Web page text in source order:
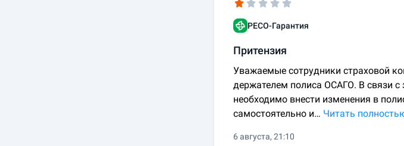
РЕСО-Гарантия
Притензия
Уважаемые сотрудники страховой
держателем полиса ОСАГО. В связи с
необходимо внести изменения в
самостоятельно и… Читать
6 августа, 21:10